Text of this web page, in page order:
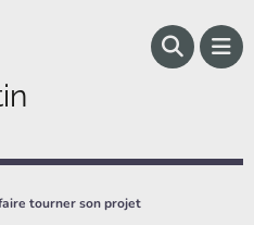
tourner son projet